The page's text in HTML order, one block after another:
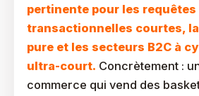
pertinente pour les requêtes
transactionnelles courtes,
pure et les secteurs B2C à
ultra-court. Concrètement :
commerce qui vend des